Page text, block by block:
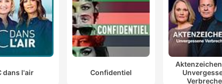
dans l'air Confidentiel